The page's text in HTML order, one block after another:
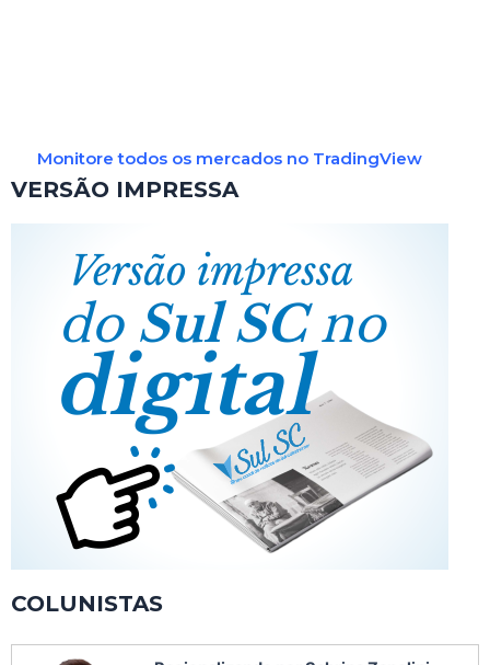
Monitore todos os mercados no TradingView
VERSÃO IMPRESSA
COLUNISTAS